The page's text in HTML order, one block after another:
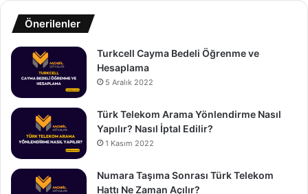
Önerilenler
Turkcell Cayma Bedeli Öğrenme ve
Hesaplama
5 Aralık 2022
Türk Telekom Arama Yönlendirme Nasıl
Yapılır? Nasıl İptal Edilir?
1 Kasım 2022
Numara Taşıma Sonrası Türk Telekom
Hattı Ne Zaman Açılır?